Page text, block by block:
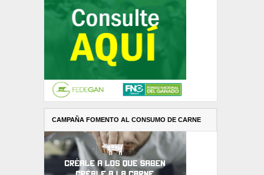
CAMPAÑA FOMENTO AL CONSUMO DE CARNE